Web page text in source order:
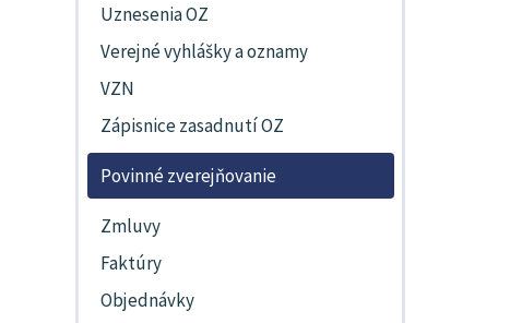
Uznesenia OZ
Verejné vyhlášky a oznamy
VZN
Zápisnice zasadnutí OZ
Povinné zverejňovanie
Zmluvy
Faktúry
Objednávky